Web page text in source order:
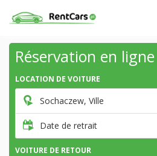
Réservation en ligne
LOCATION DE VOITURE
Sochaczew, Ville
Date de retrait
VOITURE DE RETOUR